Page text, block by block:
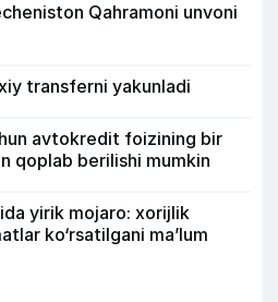
Qahramoni unvoni
transferni yakunladi
avtokredit foizining bir
qoplab berilishi mumkin
yirik mojaro: xorijlik
ko‘rsatilgani ma’lum